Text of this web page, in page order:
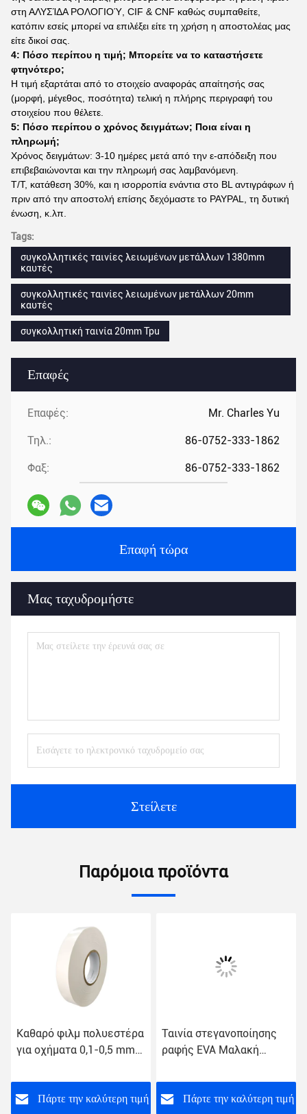
Επαφές
Επαφές: Mr. Charles Yu
Τηλ.: 86-0752-333-1862
Φαξ: 86-0752-333-1862
Επαφή τώρα
Μας ταχυδρομήστε
Στείλετε
στη ΑΛΥΣΊΔΑ ΡΟΛΟΓΙΟΎ, CIF & CNF καθώς συμπαθείτε,
κατόπιν εσείς μπορεί να επιλέξει είτε τη χρήση η αποστολέας μας
είτε δικοί σας.
4: Πόσο περίπου η τιμή; Μπορείτε να το καταστήσετε
φτηνότερο;
Η τιμή εξαρτάται από το στοιχείο αναφοράς απαίτησής σας
(μορφή, μέγεθος, ποσότητα) τελική η πλήρης περιγραφή του
στοιχείου που θέλετε.
5: Πόσο περίπου ο χρόνος δειγμάτων; Ποια είναι η
πληρωμή;
Χρόνος δειγμάτων: 3-10 ημέρες μετά από την ε-απόδειξη που
επιβεβαιώνονται και την πληρωμή σας λαμβανόμενη.
T/T, κατάθεση 30%, και η ισορροπία ενάντια στο BL αντιγράφων ή
πριν από την αποστολή επίσης δεχόμαστε το PAYPAL, τη δυτική
ένωση, κ.λπ.
Tags:
συγκολλητικές ταινίες λειωμένων μετάλλων 1380mm
καυτές
συγκολλητικές ταινίες λειωμένων μετάλλων 20mm
καυτές
συγκολλητική ταινία 20mm Tpu
Παρόμοια προϊόντα
Καθαρό φιλμ πολυεστέρα
για οχήματα 0,1-0,5 mm
Πάρτε την καλύτερη τιμή
Ταινία στεγανοποίησης
ραφής EVA Μαλακή
Αυτοκόλλητη Ταινία για
Πολυστρωματική
Πάρτε την καλύτερη τιμή